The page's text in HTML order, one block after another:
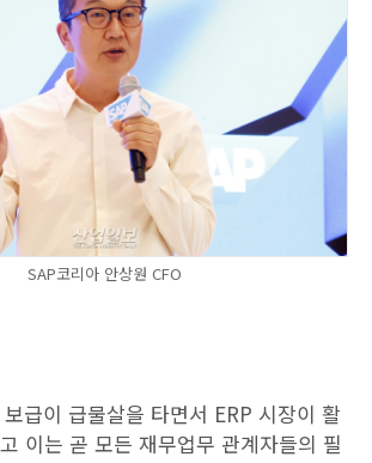
SAP코리아 안상원 CFO
급이 급물살을 타면서 ERP 시장이 활
이는 곧 모든 재무업무 관계자들의 필